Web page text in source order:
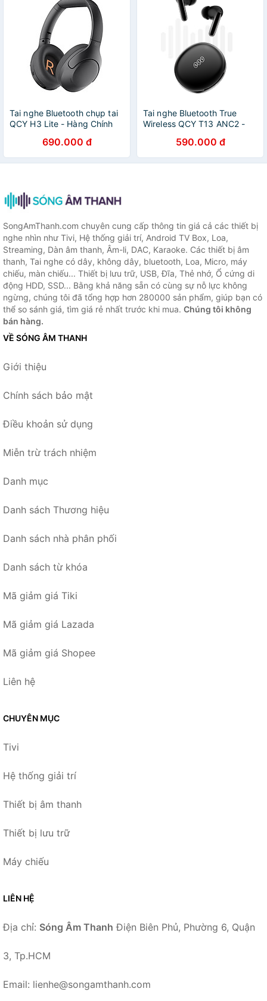
Tai nghe Bluetooth chụp tai
QCY H3 Lite - Hàng Chính
690.000 đ
Tai nghe Bluetooth True
Wireless QCY T13 ANC2 -
590.000 đ
SongAmThanh.com chuyên cung cấp thông tin giá cả các thiết bị
nghe nhìn như Tivi, Hệ thống giải trí, Android TV Box, Loa,
Streaming, Dàn âm thanh, Âm-li, DAC, Karaoke. Các thiết bị âm
thanh, Tai nghe có dây, không dây, bluetooth, Loa, Micro, máy
chiếu, màn chiếu... Thiết bị lưu trữ, USB, Đĩa, Thẻ nhớ, Ổ cứng di
động HDD, SSD... Bằng khả năng sẵn có cùng sự nỗ lực không
ngừng, chúng tôi đã tổng hợp hơn 280000 sản phẩm, giúp bạn có
thể so sánh giá, tìm giá rẻ nhất trước khi mua. Chúng tôi không
bán hàng.
VỀ SÓNG ÂM THANH
Giới thiệu
Chính sách bảo mật
Điều khoản sử dụng
Miễn trừ trách nhiệm
Danh mục
Danh sách Thương hiệu
Danh sách nhà phân phối
Danh sách từ khóa
Mã giảm giá Tiki
Mã giảm giá Lazada
Mã giảm giá Shopee
Liên hệ
CHUYÊN MỤC
Tivi
Hệ thống giải trí
Thiết bị âm thanh
Thiết bị lưu trữ
Máy chiếu
LIÊN HỆ
Địa chỉ: Sóng Âm Thanh Điện Biên Phủ, Phường 6, Quận
3, Tp.HCM
Email: lienhe@songamthanh.com